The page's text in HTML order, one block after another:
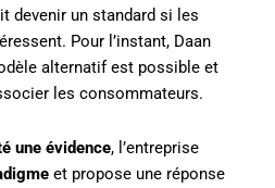
devenir un standard si les
Pour l’instant, Daan
alternatif est possible et
les consommateurs.
une évidence, l’entreprise
et propose une réponse